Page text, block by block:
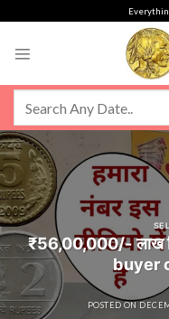
₹56,00,000/- लाख
buyer
POSTED ON